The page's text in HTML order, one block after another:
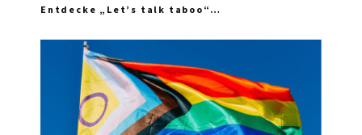
Entdecke „Let’s talk taboo“…